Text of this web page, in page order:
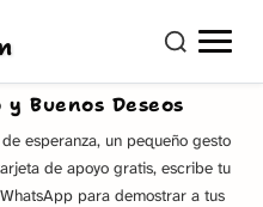
Buenos Deseos
esperanza, un pequeño gesto
de apoyo gratis, escribe tu
para demostrar a tus